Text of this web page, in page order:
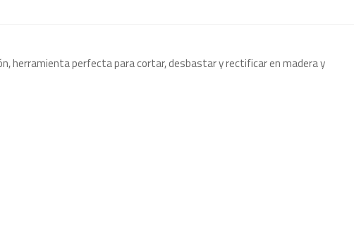
herramienta perfecta para cortar, desbastar y rectificar en madera y